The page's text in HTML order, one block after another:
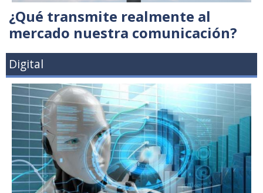
¿Qué transmite realmente al
mercado nuestra comunicación?
Digital